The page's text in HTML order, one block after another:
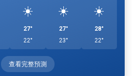
☀️
27°
22°
☀️
27°
23°
☀️
28°
22°
查看完整預測